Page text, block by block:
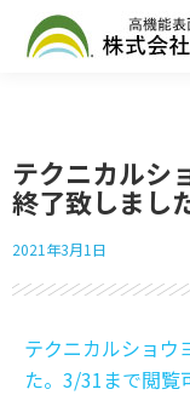
テクニカルシ
終了致しまし
2021年3月1日
テクニカルショウ
た。3/31まで閲覧